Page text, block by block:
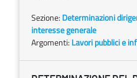
Sezione: Determinazioni
interesse generale
Argomenti: Lavori pubblici e